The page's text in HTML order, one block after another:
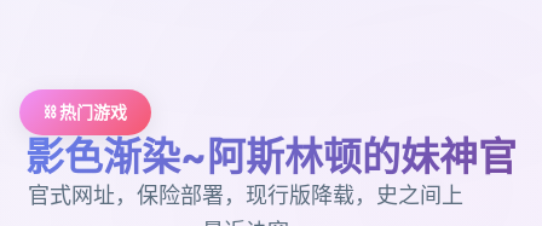
⛓️ 热门游戏
影色渐染~阿斯林顿的妹神官
官式网址，保险部署，现行版降载，史之间上